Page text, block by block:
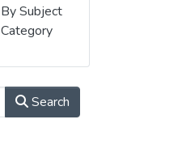
By Subject
Category
Search